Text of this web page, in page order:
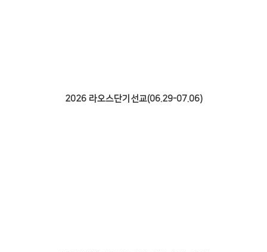
2026 라오스단기선교(06.29-07.06)